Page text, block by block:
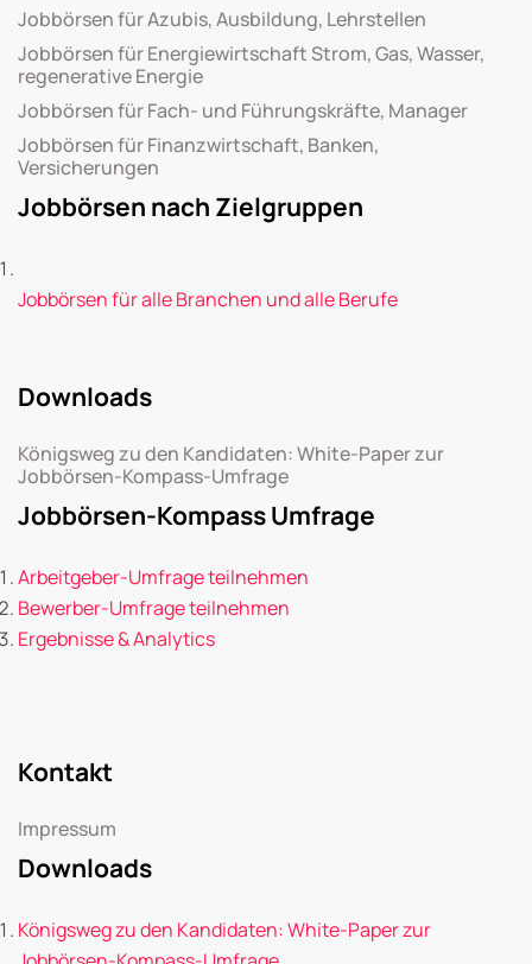
Jobbörsen für Azubis, Ausbildung, Lehrstellen
Jobbörsen für Energiewirtschaft Strom, Gas, Wasser,
regenerative Energie
Jobbörsen für Fach- und Führungskräfte, Manager
Jobbörsen für Finanzwirtschaft, Banken,
Versicherungen
Jobbörsen nach Zielgruppen
Jobbörsen für alle Branchen und alle Berufe
Downloads
Königsweg zu den Kandidaten: White-Paper zur
Jobbörsen-Kompass-Umfrage
Jobbörsen-Kompass Umfrage
Arbeitgeber-Umfrage teilnehmen
Bewerber-Umfrage teilnehmen
Ergebnisse & Analytics
Kontakt
Impressum
Downloads
Königsweg zu den Kandidaten: White-Paper zur